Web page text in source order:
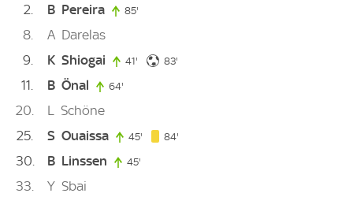
2
B Pereira 85'
8 A Darelas
9
K Shiogai 41' 41. minute
83'
11 B Önal 64'
20 L
Schöne
25
S Ouaissa 45' 45. minute
84'
30 B Linssen 45'
33 Y Sbai